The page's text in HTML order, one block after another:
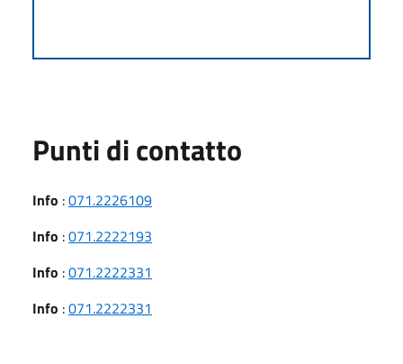
Punti di contatto
Info :071.2226109
Info :071.2222193
Info :071.2222331
Info :071.2222331